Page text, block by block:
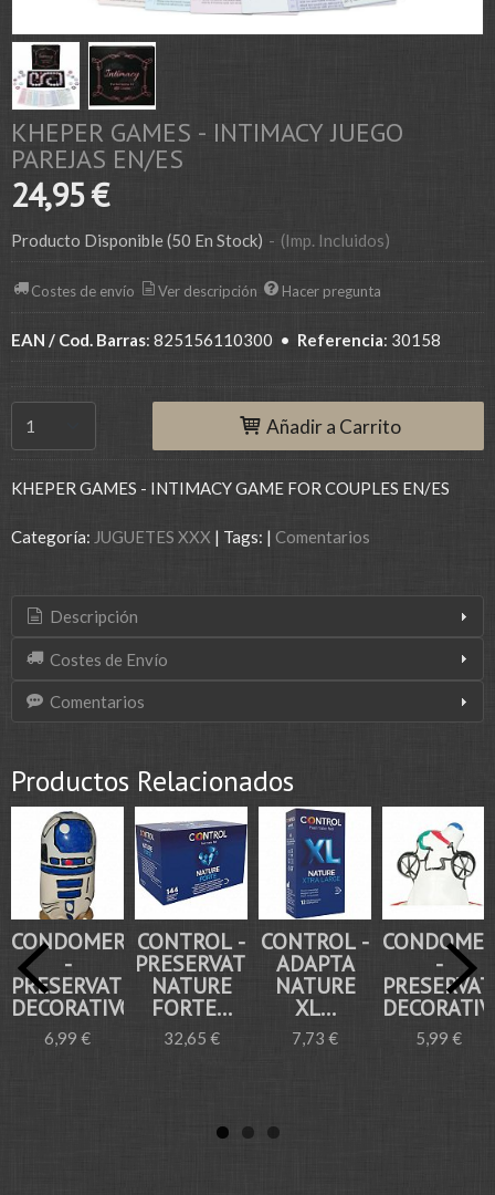
KHEPER GAMES - INTIMACY JUEGO
PAREJAS EN/ES
24,95 €
Producto Disponible(50 En Stock) - (Imp. Incluidos)
Costes de envío Ver descripción Hacer pregunta
EAN / Cod. Barras: 825156110300 • Referencia: 30158
Añadir a Carrito
KHEPER GAMES - INTIMACY GAME FOR COUPLES EN/ES
Categoría: JUGUETES XXX | Tags: | Comentarios
Descripción
Costes de Envío
Comentarios
Productos Relacionados
CONDOMERIE
-
PRESERVATIVO
DECORATIVO...
6,99 €
CONTROL -
PRESERVATIVOS
NATURE
FORTE...
32,65 €
CONTROL -
ADAPTA
NATURE
XL...
7,73 €
-
5,99 €